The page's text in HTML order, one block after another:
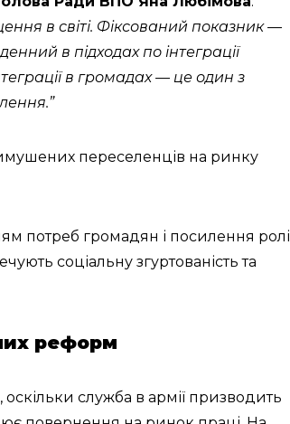
в світі. Фіксований показник —
в підходах по інтеграції
в громадах — це один з
переселенців на ринку
потреб громадян і посилення ролі
соціальну згуртованість та
реформ
служба в армії призводить